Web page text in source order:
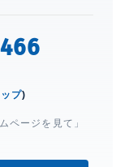
プ)
ページを見て」